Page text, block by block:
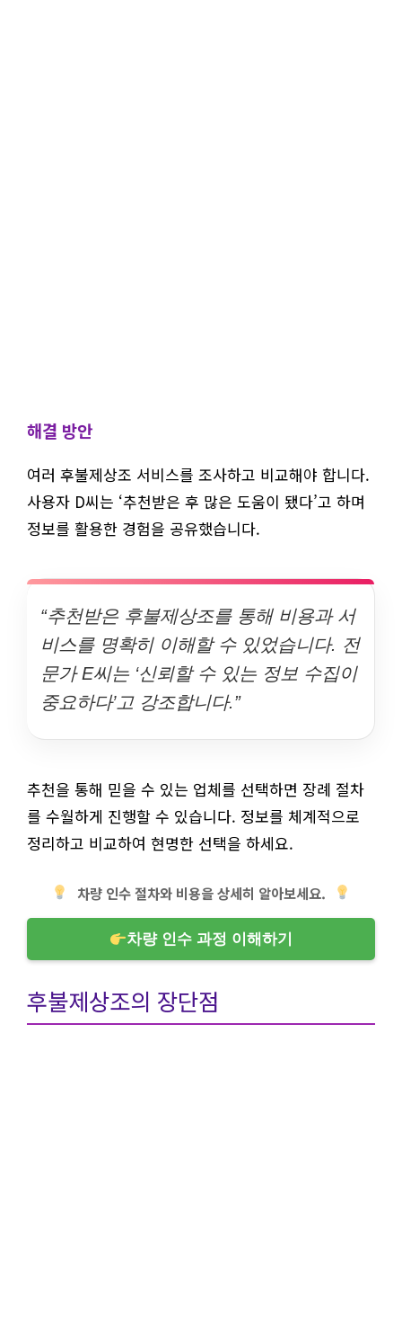
해결 방안
여러 후불제상조 서비스를 조사하고 비교해야 합니다.
사용자 D씨는 ‘추천받은 후 많은 도움이 됐다’고 하며
정보를 활용한 경험을 공유했습니다.
“추천받은 후불제상조를 통해 비용과 서
비스를 명확히 이해할 수 있었습니다. 전
문가 E씨는 ‘신뢰할 수 있는 정보 수집이
중요하다’고 강조합니다.”
추천을 통해 믿을 수 있는 업체를 선택하면 장례 절차
를 수월하게 진행할 수 있습니다. 정보를 체계적으로
정리하고 비교하여 현명한 선택을 하세요.
차량 인수 절차와 비용을 상세히 알아보세요.
차량 인수 과정 이해하기
후불제상조의 장단점